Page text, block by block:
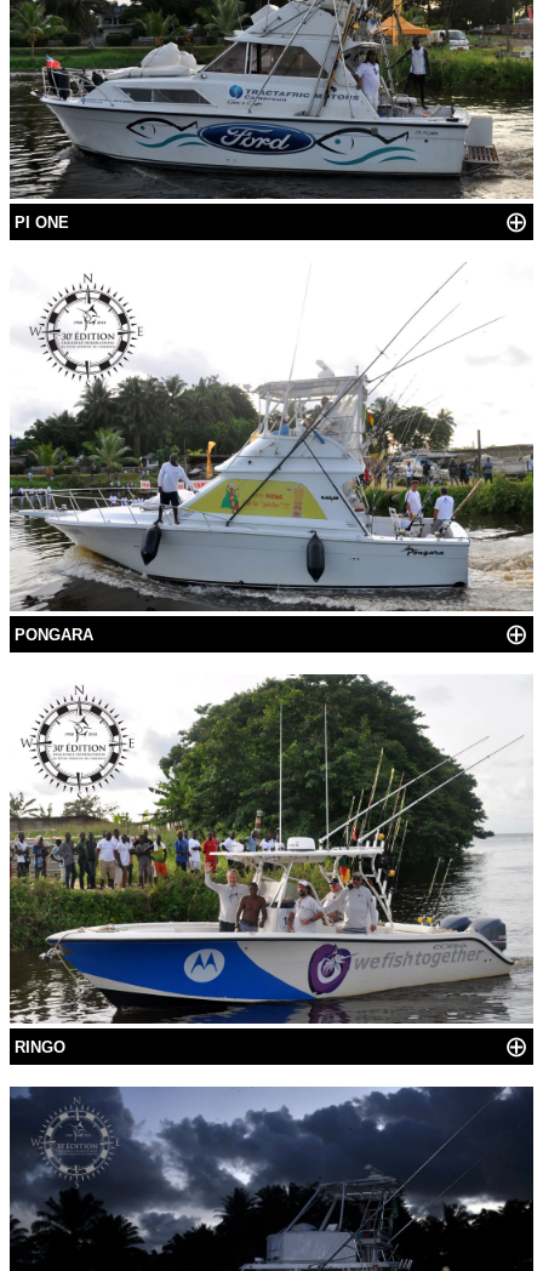
PI ONE ⊕
PONGARA ⊕
RINGO ⊕